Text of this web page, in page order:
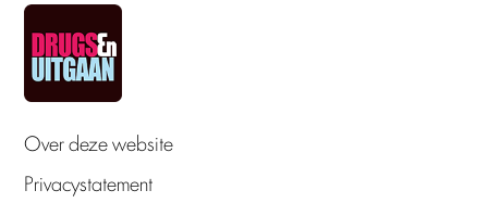
Over deze website
Privacystatement